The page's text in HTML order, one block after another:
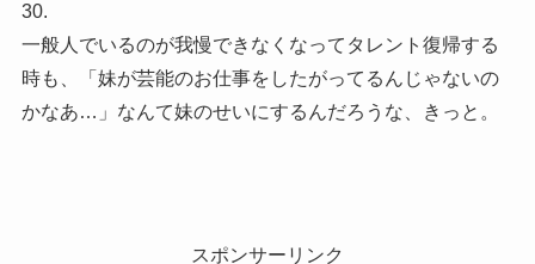
30.
一般人でいるのが我慢できなくなってタレント復帰する
時も、「妹が芸能のお仕事をしたがってるんじゃないの
かなあ…」なんて妹のせいにするんだろうな、きっと。
スポンサーリンク